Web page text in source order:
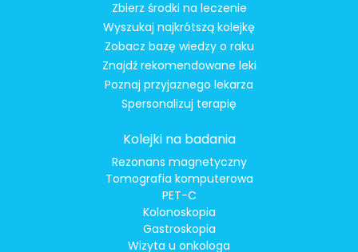
Zbierz środki na leczenie
Wyszukaj najkrótszą kolejkę
Zobacz bazę wiedzy o raku
Znajdź rekomendowane leki
Poznaj przyjaznego lekarza
Spersonalizuj terapię
Kolejki na badania
Rezonans magnetyczny
Tomografia komputerowa
PET-C
Kolonoskopia
Gastroskopia
Wizyta u onkologa